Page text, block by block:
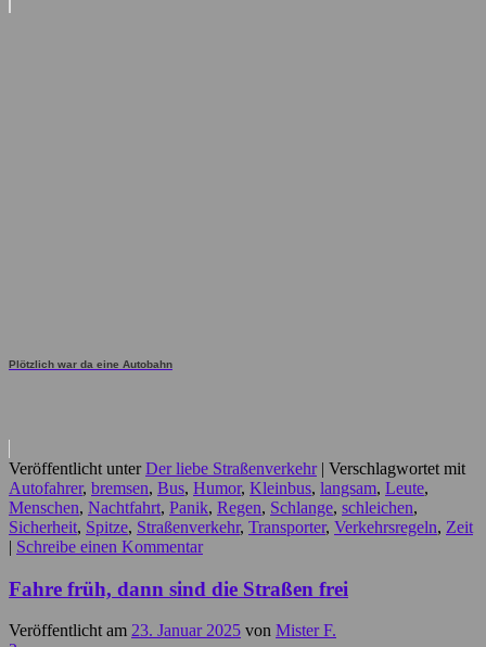
Plötzlich war da eine Autobahn
Veröffentlicht unter Der liebe Straßenverkehr | Verschlagwortet mit
Autofahrer, bremsen, Bus, Humor, Kleinbus, langsam, Leute,
Menschen, Nachtfahrt, Panik, Regen, Schlange, schleichen,
Sicherheit, Spitze, Straßenverkehr, Transporter, Verkehrsregeln, Zeit
| Schreibe einen Kommentar
Fahre früh, dann sind die Straßen frei
Veröffentlicht am 23. Januar 2025 von Mister F.